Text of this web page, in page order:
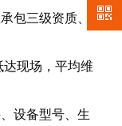
包三级资质、
现场，平均维
设备型号、生